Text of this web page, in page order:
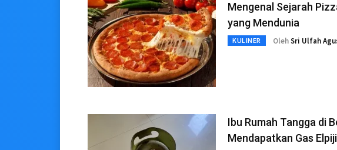
Mengenal Sejarah
yang Mendunia
KULINER OlehSri Ulfah
Ibu Rumah Tangga di
Mendapatkan Gas